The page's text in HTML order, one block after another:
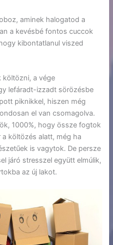
aminek halogatod a
a kevésbé fontos cuccok
kibontatlanul viszed
költözni, a vége
lefáradt-izzadt sörözésbe
piknikkel, hiszen még
el van csomagolva.
1000%, hogy össze fogtok
költözés alatt, még ha
is vagytok. De persze
járó stresszel együtt elmúlik,
az új lakot.